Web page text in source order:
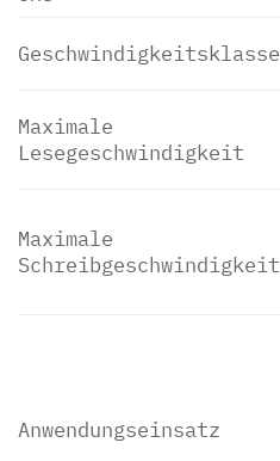
Geschwindigkeitsklasse
Maximale
Lesegeschwindigkeit
Maximale
Schreibgeschwindigkeit
Anwendungseinsatz